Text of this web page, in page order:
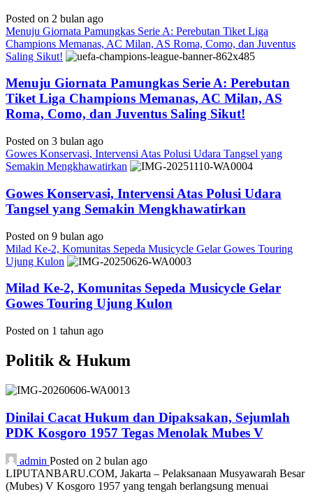
Posted on 2 bulan ago
Menuju Giornata Pamungkas Serie A: Perebutan Tiket Liga
Champions Memanas, AC Milan, AS Roma, Como, dan Juventus
Saling Sikut!
Menuju Giornata Pamungkas Serie A: Perebutan
Tiket Liga Champions Memanas, AC Milan, AS
Roma, Como, dan Juventus Saling Sikut!
Posted on 3 bulan ago
Gowes Konservasi, Intervensi Atas Polusi Udara Tangsel yang
Semakin Mengkhawatirkan
Gowes Konservasi, Intervensi Atas Polusi Udara
Tangsel yang Semakin Mengkhawatirkan
Posted on 9 bulan ago
Milad Ke-2, Komunitas Sepeda Musicycle Gelar Gowes Touring
Ujung Kulon
Milad Ke-2, Komunitas Sepeda Musicycle Gelar
Gowes Touring Ujung Kulon
Posted on 1 tahun ago
Politik & Hukum
Dinilai Cacat Hukum dan Dipaksakan, Sejumlah
PDK Kosgoro 1957 Tegas Menolak Mubes V
admin Posted on 2 bulan ago
LIPUTANBARU.COM, Jakarta – Pelaksanaan Musyawarah Besar
(Mubes) V Kosgoro 1957 yang tengah berlangsung menuai